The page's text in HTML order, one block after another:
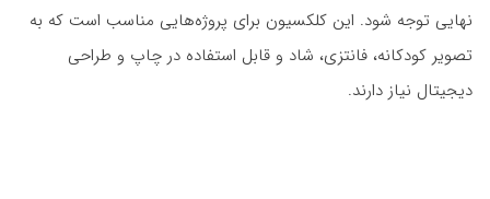
نهایی توجه شود. این کلکسیون برای پروژه‌هایی مناسب است که به
تصویر کودکانه، فانتزی، شاد و قابل استفاده در چاپ و طراحی
دیجیتال نیاز دارند.